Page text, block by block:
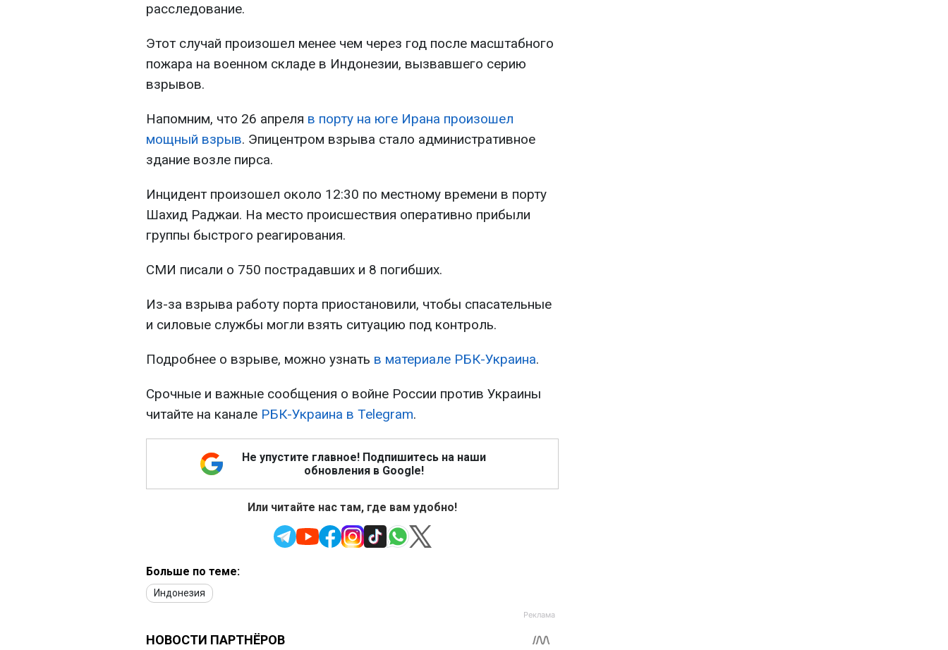
расследование.
Этот случай произошел менее чем через год после масштабного
пожара на военном складе в Индонезии, вызвавшего серию
взрывов.
Напомним, что 26 апреля в порту на юге Ирана произошел
мощный взрыв. Эпицентром взрыва стало административное
здание возле пирса.
Инцидент произошел около 12:30 по местному времени в порту
Шахид Раджаи. На место происшествия оперативно прибыли
группы быстрого реагирования.
СМИ писали о 750 пострадавших и 8 погибших.
Из-за взрыва работу порта приостановили, чтобы спасательные
и силовые службы могли взять ситуацию под контроль.
Подробнее о взрыве, можно узнать в материале РБК-Украина.
Срочные и важные сообщения о войне России против Украины
читайте на канале РБК-Украина в Telegram.
Не упустите главное! Подпишитесь на наши
обновления в Google!
Или читайте нас там, где вам удобно!
Больше по теме:
Индонезия